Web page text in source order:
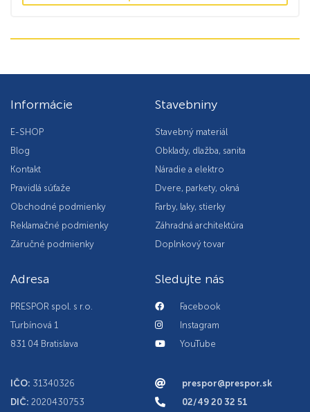
Informácie
E-SHOP
Blog
Kontakt
Pravidlá súťaže
Obchodné podmienky
Reklamačné podmienky
Záručné podmienky
Stavebniny
Stavebný materiál
Obklady, dlažba, sanita
Náradie a elektro
Dvere, parkety, okná
Farby, laky, stierky
Záhradná architektúra
Doplnkový tovar
Adresa
PRESPOR spol. s r.o.
Turbínová 1
831 04 Bratislava
IČO: 31340326
DIČ: 2020430753
Sledujte nás
Facebook
Instagram
YouTube
prespor@prespor.sk
02/49 20 32 51